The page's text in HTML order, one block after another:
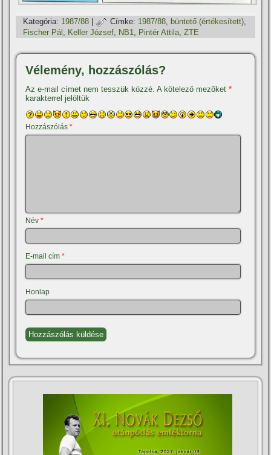
Kategória: 1987/88 | Címke: 1987/88, büntető (értékesí­tett),
Fischer Pál
Keller József NB1 Pintér Attila ,ZTE
Vélemény, hozzászólás?
Az e-mail címet nem tesszük közzé. A kötelező mezőket*
karakterrel jelöltük
Hozzászólás*
Név*
E-mail cím*
Honlap